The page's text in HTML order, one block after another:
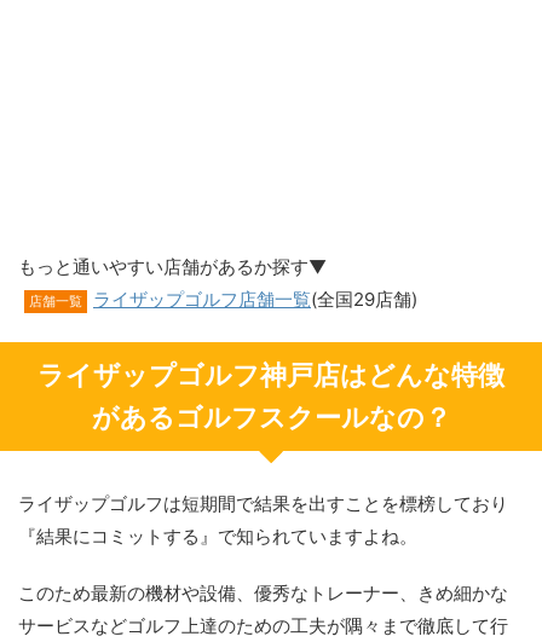
もっと通いやすい店舗があるか探す▼
店舗一覧 ライザップゴルフ店舗一覧(全国29店舗)
ライザップゴルフ神戸店はどんな特徴
があるゴルフスクールなの？
ライザップゴルフは短期間で結果を出すことを標榜しており
『結果にコミットする』で知られていますよね。
このため最新の機材や設備、優秀なトレーナー、きめ細かな
サービスなどゴルフ上達のための工夫が隅々まで徹底して行